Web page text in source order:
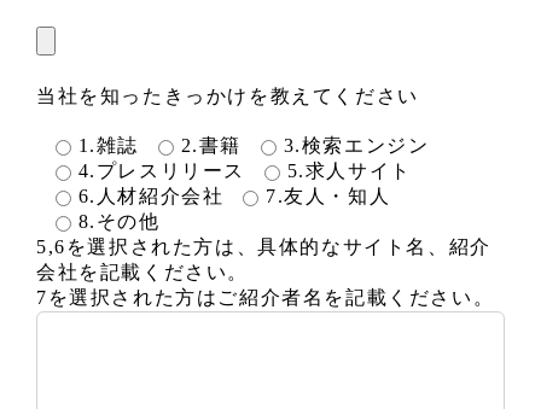
当社を知ったきっかけを教えてください
1.雑誌 2.書籍
3.検索エンジン
4.プレスリリース
5.求人サイト
6.人材紹介会社
7.友人・知人
8.その他
5,6を選択された方は、具体的なサイト名、紹介
会社を記載ください。
7を選択された方はご紹介者名を記載ください。